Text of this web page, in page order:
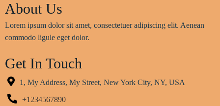
About Us
Lorem ipsum dolor sit amet, consectetuer adipiscing elit. Aenean
commodo ligule eget dolor.
Get In Touch
1, My Address, My Street, New York City, NY, USA
+1234567890